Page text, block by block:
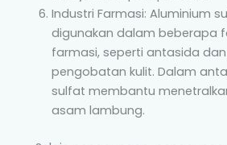
Industri Farmasi: Aluminium
digunakan dalam beberapa
farmasi, seperti antasida
pengobatan kulit. Dalam
sulfat membantu
asam lambung.